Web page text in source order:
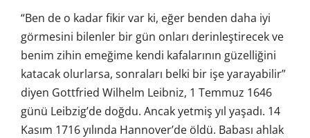
“Ben de o kadar fikir var ki, eğer benden daha iyi
görmesini bilenler bir gün onları derinleştirecek ve
benim zihin emeğime kendi kafalarının güzelliğini
katacak olurlarsa, sonraları belki bir işe yarayabilir”
diyen Gottfried Wilhelm Leibniz, 1 Temmuz 1646
günü Leibzig’de doğdu. Ancak yetmiş yıl yaşadı. 14
Kasım 1716 yılında Hannover’de öldü. Babası ahlak